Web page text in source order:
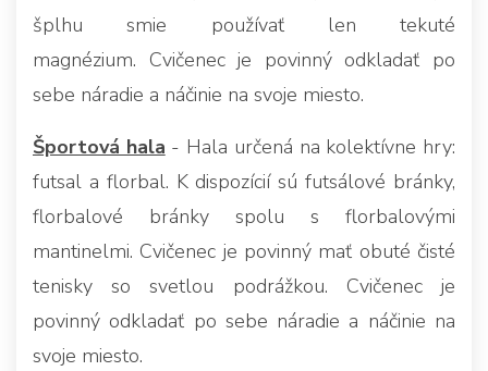
šplhu smie používať len tekuté
magnézium. Cvičenec je povinný odkladať po
sebe náradie a náčinie na svoje miesto.
Športová hala - Hala určená na kolektívne hry:
futsal a florbal. K dispozícií sú futsálové bránky,
florbalové bránky spolu s florbalovými
mantinelmi. Cvičenec je povinný mať obuté čisté
tenisky so svetlou podrážkou. Cvičenec je
povinný odkladať po sebe náradie a náčinie na
svoje miesto.